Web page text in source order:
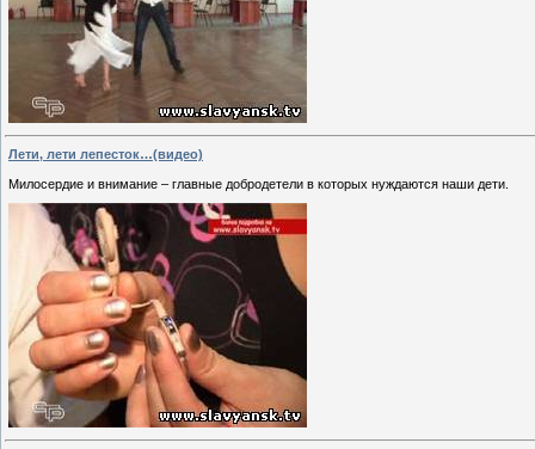
Лети, лети лепесток…(видео)
Милосердие и внимание – главные добродетели в которых нуждаются наши дети.